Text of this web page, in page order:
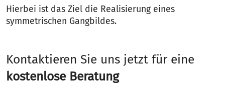
Hierbei ist das Ziel die Realisierung eines
symmetrischen Gangbildes.
Kontaktieren Sie uns jetzt für eine
kostenlose Beratung